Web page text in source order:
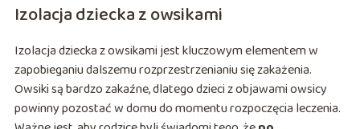
Izolacja dziecka z owsikami
Izolacja dziecka z owsikami jest kluczowym elementem w
zapobieganiu dalszemu rozprzestrzenianiu się zakażenia.
Owsiki są bardzo zakaźne, dlatego dzieci z objawami owsicy
powinny pozostać w domu do momentu rozpoczęcia leczenia.